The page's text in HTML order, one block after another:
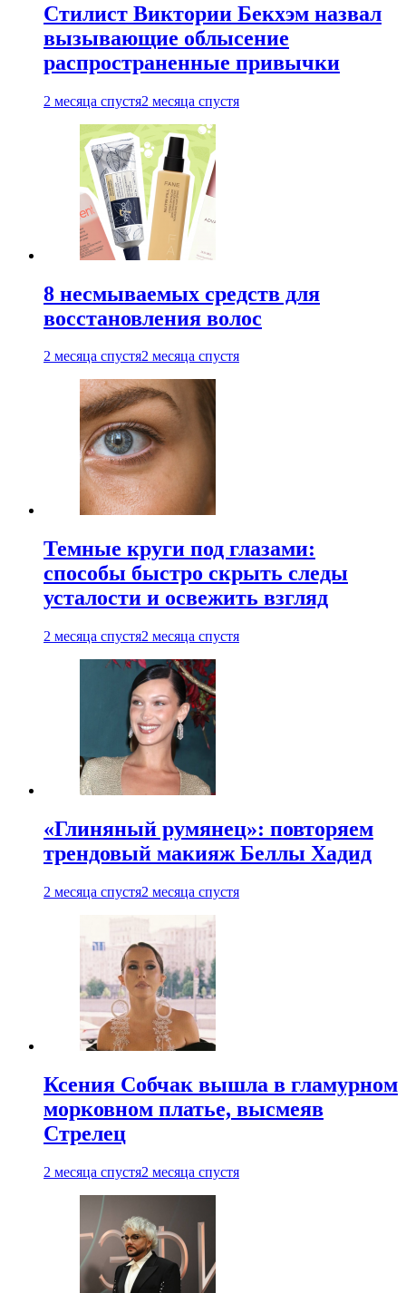
Стилист Виктории Бекхэм назвал
вызывающие облысение
распространенные привычки
2 месяца спустя2 месяца спустя
8 несмываемых средств для
восстановления волос
2 месяца спустя2 месяца спустя
Темные круги под глазами:
способы быстро скрыть следы
усталости и освежить взгляд
2 месяца спустя2 месяца спустя
«Глиняный румянец»: повторяем
трендовый макияж Беллы Хадид
2 месяца спустя2 месяца спустя
Ксения Собчак вышла в гламурном
морковном платье, высмеяв
Стрелец
2 месяца спустя2 месяца спустя